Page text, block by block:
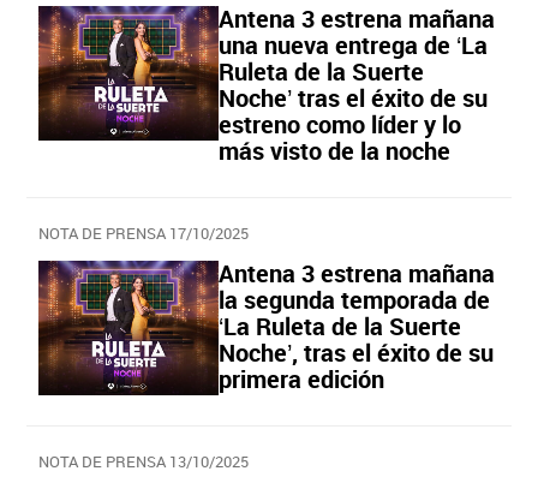
Antena 3 estrena mañana
una nueva entrega de ‘La
Ruleta de la Suerte
Noche’ tras el éxito de su
estreno como líder y lo
más visto de la noche
NOTA DE PRENSA 17/10/2025
Antena 3 estrena mañana
la segunda temporada de
‘La Ruleta de la Suerte
Noche’, tras el éxito de su
primera edición
NOTA DE PRENSA 13/10/2025